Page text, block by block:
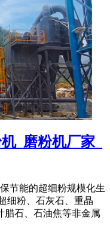
_磨粉机厂家_
节能的超细粉规模化生
细粉、石灰石、重晶
腊石、石油焦等非金属